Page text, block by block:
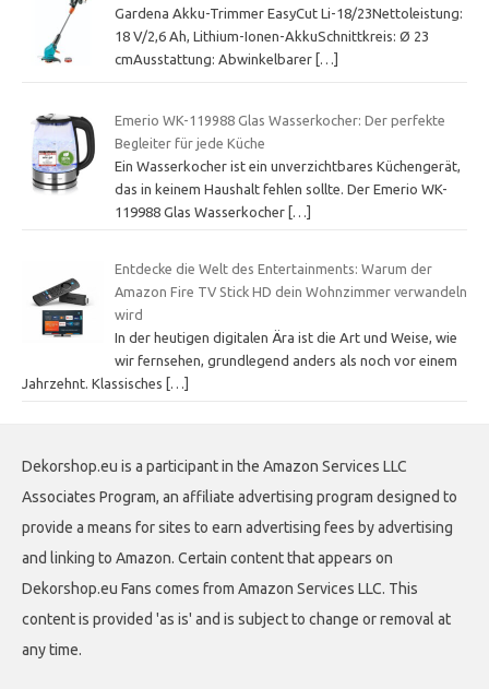
Gardena Akku-Trimmer EasyCut Li-18/23Nettoleistung:
18 V/2,6 Ah, Lithium-Ionen-AkkuSchnittkreis: Ø 23
cmAusstattung: Abwinkelbarer […]
Emerio WK-119988 Glas Wasserkocher: Der perfekte
Begleiter für jede Küche
Ein Wasserkocher ist ein unverzichtbares Küchengerät,
das in keinem Haushalt fehlen sollte. Der Emerio WK-
119988 Glas Wasserkocher […]
Entdecke die Welt des Entertainments: Warum der
Amazon Fire TV Stick HD dein Wohnzimmer verwandeln
wird
In der heutigen digitalen Ära ist die Art und Weise, wie
wir fernsehen, grundlegend anders als noch vor einem
Jahrzehnt. Klassisches […]
Dekorshop.eu is a participant in the Amazon Services LLC
Associates Program, an affiliate advertising program designed to
provide a means for sites to earn advertising fees by advertising
and linking to Amazon. Certain content that appears on
Dekorshop.eu Fans comes from Amazon Services LLC. This
content is provided 'as is' and is subject to change or removal at
any time.